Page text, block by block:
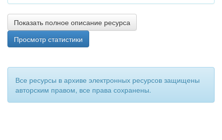
Показать полное описание ресурса
Просмотр статистики
Все ресурсы в архиве электронных ресурсов защищены
авторским правом, все права сохранены.